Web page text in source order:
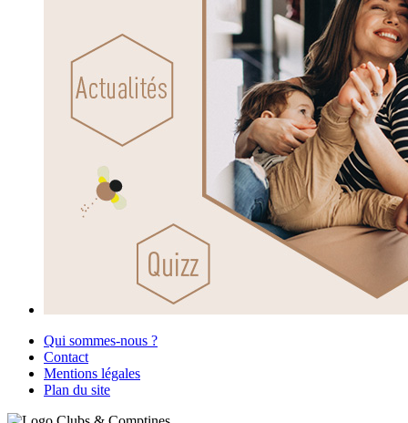
Qui sommes-nous ?
Contact
Mentions légales
Plan du site